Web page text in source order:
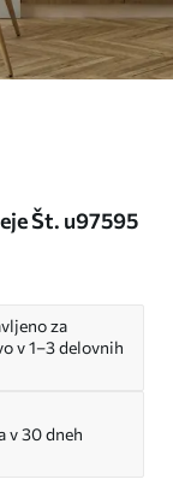
Št. u97595
za
v 1–3 delovnih
v 30 dneh